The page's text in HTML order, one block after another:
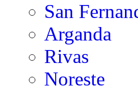
San
Arganda
Rivas
Noreste